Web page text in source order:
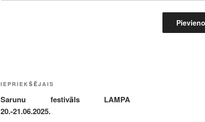
Ziņu
izvēlne
Iepriekšējā
ziņa:
IEPRIEKŠĒJAIS
Sarunu festivāls LAMPA
20.-21.06.2025.